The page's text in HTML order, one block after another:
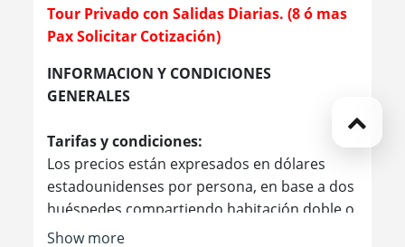
Tour Privado con Salidas Diarias. (8 ó mas
Pax Solicitar Cotización)
INFORMACION Y CONDICIONES
GENERALES
Tarifas y condiciones:
Los precios están expresados ​​en dólares
estadounidenses por persona, en base a dos
huéspedes compartiendo habitación doble o
twin en los hoteles mencionados. Las tarifas
Show more